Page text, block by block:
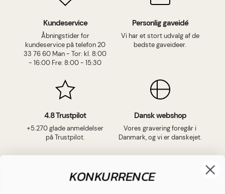
Kundeservice
Åbningstider for
kundeservice på telefon 20
33 76 60 Man - Tor: kl. 8:00
- 16:00 Fre: 8:00 - 15:30
Personlig gaveidé
Vi har et stort udvalg af de
bedste gaveideer.
4.8 Trustpilot
+5.270 glade anmeldelser
på Trustpilot.
Dansk webshop
Vores gravering foregår i
Danmark, og vi er danskejet.
KONKURRENCE